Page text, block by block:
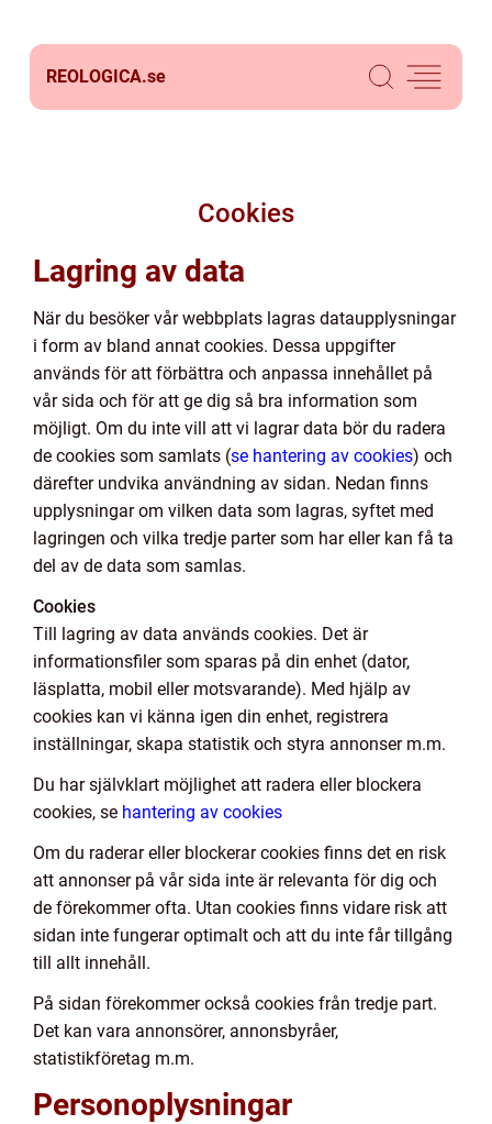
REOLOGICA.se
Cookies
Lagring av data
När du besöker vår webbplats lagras dataupplysningar
i form av bland annat cookies. Dessa uppgifter
används för att förbättra och anpassa innehållet på
vår sida och för att ge dig så bra information som
möjligt. Om du inte vill att vi lagrar data bör du radera
de cookies som samlats (se hantering av cookies) och
därefter undvika användning av sidan. Nedan finns
upplysningar om vilken data som lagras, syftet med
lagringen och vilka tredje parter som har eller kan få ta
del av de data som samlas.
Cookies
Till lagring av data används cookies. Det är
informationsfiler som sparas på din enhet (dator,
läsplatta, mobil eller motsvarande). Med hjälp av
cookies kan vi känna igen din enhet, registrera
inställningar, skapa statistik och styra annonser m.m.
Du har självklart möjlighet att radera eller blockera
cookies, se hantering av cookies
Om du raderar eller blockerar cookies finns det en risk
att annonser på vår sida inte är relevanta för dig och
de förekommer ofta. Utan cookies finns vidare risk att
sidan inte fungerar optimalt och att du inte får tillgång
till allt innehåll.
På sidan förekommer också cookies från tredje part.
Det kan vara annonsörer, annonsbyråer,
statistikföretag m.m.
Personoplysningar